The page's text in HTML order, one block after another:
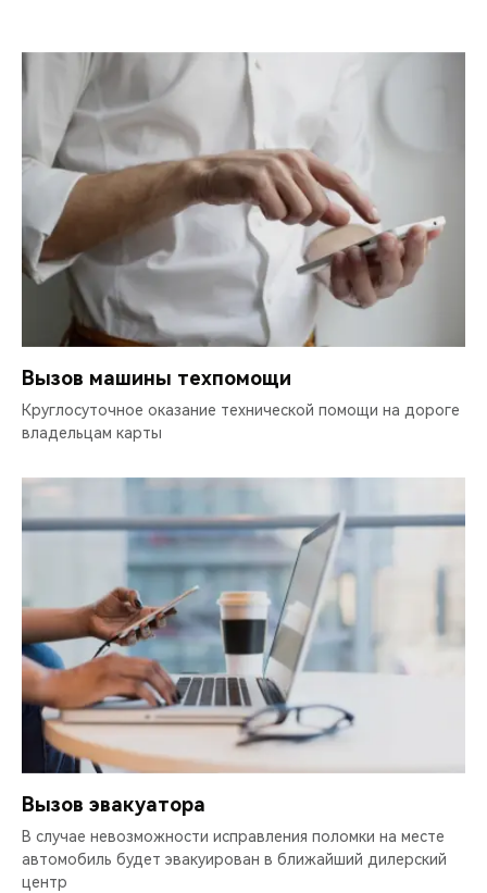
Вызов машины техпомощи
Круглосуточное оказание технической помощи на дороге
владельцам карты
Вызов эвакуатора
В случае невозможности исправления поломки на месте
автомобиль будет эвакуирован в ближайший дилерский
центр